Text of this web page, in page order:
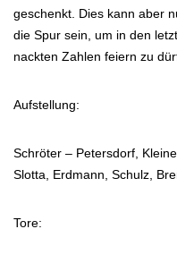
geschenkt. Dies kann aber
die Spur sein, um in den
nackten Zahlen feiern zu
Aufstellung:
Schröter – Petersdorf,
Slotta, Erdmann, Schulz,
Tore: